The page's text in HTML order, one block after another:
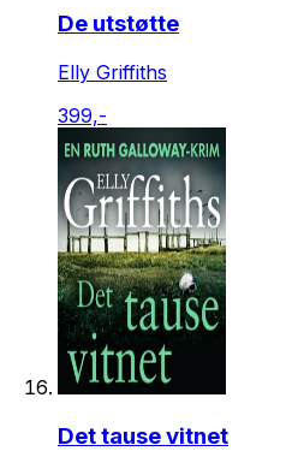
De utstøtte
Elly Griffiths
399,-
Det tause vitnet